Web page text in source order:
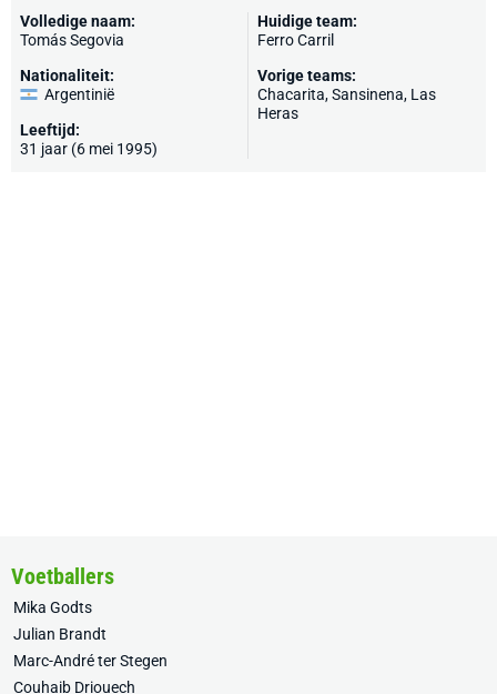
Volledige naam:
Tomás Segovia
Nationaliteit:
Argentinië
Leeftijd:
31 jaar (6 mei 1995)
Huidige team:
Ferro Carril
Vorige teams:
Chacarita, Sansinena, Las
Heras
Voetballers
Mika Godts
Julian Brandt
Marc-André ter Stegen
Couhaib Driouech